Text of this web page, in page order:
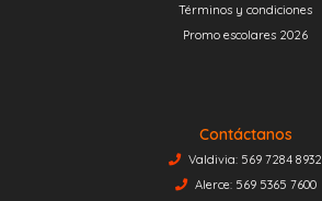
Términos y condiciones
Promo escolares 2026
Contáctanos
Valdivia: 569 7284 8932
Alerce: 569 5365 7600